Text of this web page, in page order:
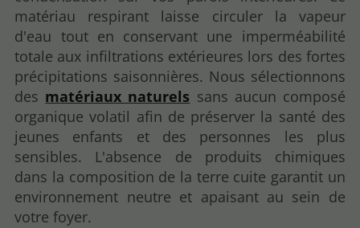
matériau respirant laisse circuler la vapeur
d'eau tout en conservant une imperméabilité
totale aux infiltrations extérieures lors des fortes
précipitations saisonnières. Nous sélectionnons
des matériaux naturels sans aucun composé
organique volatil afin de préserver la santé des
jeunes enfants et des personnes les plus
sensibles. L'absence de produits chimiques
dans la composition de la terre cuite garantit un
environnement neutre et apaisant au sein de
votre foyer.